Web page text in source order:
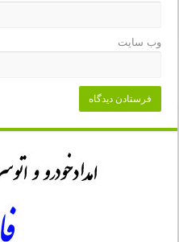
وب‌ سایت